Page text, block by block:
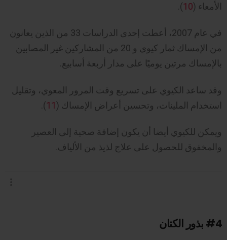
الأمعاء (10
).
في عام 2007، أعطت إحدى الدراسات 33 من الذين يعانون
من الإمساك ثمار كيوي و 20 من المشاركين غير المصابين
بالإمساك مرتين يوميًا على مدار أربعة أسابيع.
وقد ساعد الكيوي على تسريع وقت المرور المعوي، وتقليل
استخدام الملينات، وتحسين أعراض الإمساك (11
).
ويمكن للكيوي أيضا أن يكون إضافة صحية إلى العصير
والمخفوق للحصول على علاج لذيذ من الألياف.
#4 بذور الكتان